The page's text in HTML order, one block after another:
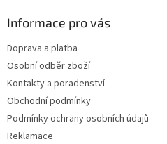
Informace pro vás
Doprava a platba
Osobní odběr zboží
Kontakty a poradenství
Obchodní podmínky
Podmínky ochrany osobních údajů
Reklamace